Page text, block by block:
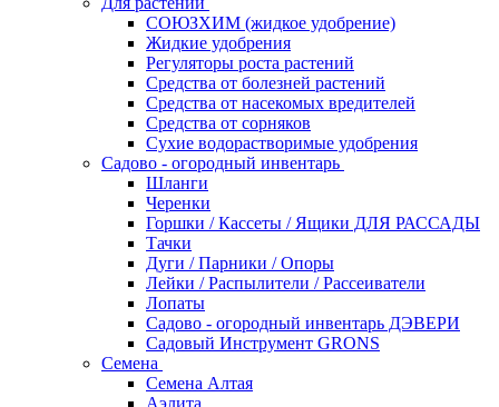
СОЮЗХИМ (жидкое удобрение)
Жидкие удобрения
Регуляторы роста растений
Средства от болезней растений
Средства от насекомых вредителей
Средства от сорняков
Сухие водорастворимые удобрения
Садово - огородный инвентарь
Шланги
Черенки
Горшки / Кассеты / Ящики ДЛЯ РАССАДЫ
Тачки
Дуги / Парники / Опоры
Лейки / Распылители / Рассеиватели
Лопаты
Садово - огородный инвентарь ДЭВЕРИ
Садовый Инструмент GRONS
Семена
Семена Алтая
Аэлита